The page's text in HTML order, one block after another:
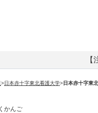
>日本赤十字東北看護大学>日本赤十字東
かんご